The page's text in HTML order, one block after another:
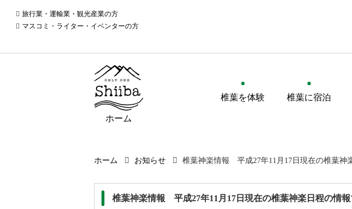
旅行業・運輸業・観光産業の方
マスコミ・ライター・イベンターの方
ホーム
椎葉を体験 椎葉に宿泊
ホーム お知らせ 椎葉神楽情報 平成27年11月17日現在の椎葉神
椎葉神楽情報 平成27年11月17日現在の椎葉神楽日程の情